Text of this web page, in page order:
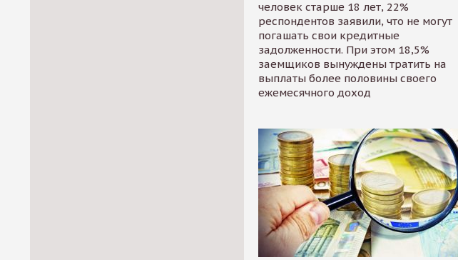
человек старше 18 лет, 22%
респондентов заявили, что не могут
погашать свои кредитные
задолженности. При этом 18,5%
заемщиков вынуждены тратить на
выплаты более половины своего
ежемесячного доход